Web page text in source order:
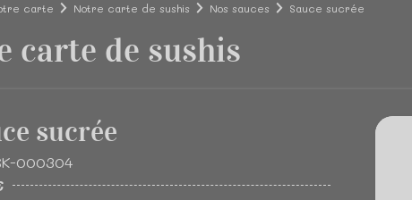
carte Notre carte de sushis Nos sauces Sauce sucrée
carte de sushis
sucrée
000304